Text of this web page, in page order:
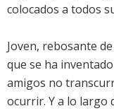
colocados a todos
Joven, rebosante
que se ha
amigos no
ocurrir. Y a lo largo